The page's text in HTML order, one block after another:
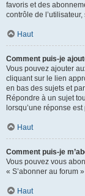
favoris et des
contrôle de
Haut
Comment puis-je
Vous pouvez ajouter
cliquant sur le lien
en bas des sujets et
Répondre à un sujet
lorsqu’une réponse
Haut
Comment puis-je
Vous pouvez vous
« S’abonner au forum
Haut